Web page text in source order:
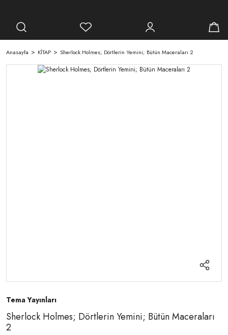
Anasayfa KİTAP Sherlock Holmes; Dörtlerin Yemini; Bütün Maceraları 2
Tema Yayınları
Sherlock Holmes; Dörtlerin Yemini; Bütün Maceraları
2